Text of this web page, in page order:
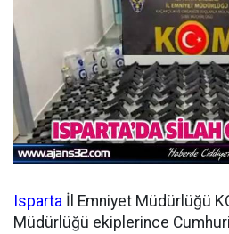
Isparta İl Emniyet Müdürlüğü
Müdürlüğü ekiplerince